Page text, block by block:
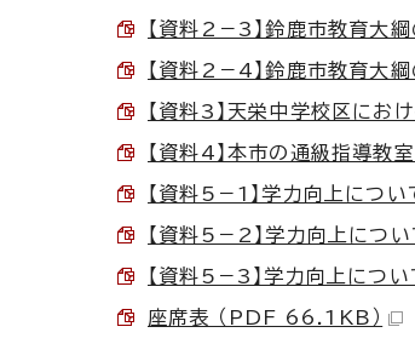
【資料2－3】鈴鹿市教育大
【資料2－4】鈴鹿市教育大
【資料3】天栄中学校区にお
【資料4】本市の通級指導
【資料5－1】学力向上につ
【資料5－2】学力向上につ
【資料5－3】学力向上につ
座席表 （PDF 66.1KB）